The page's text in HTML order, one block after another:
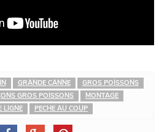
GRANDE CANNE
GROS POISSONS
GROS POISSONS
MONTAGE
LIGNE
PECHE AU COUP